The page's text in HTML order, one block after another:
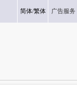
简体/繁体 广告服务